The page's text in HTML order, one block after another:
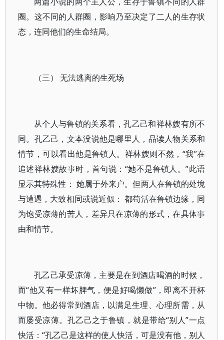
圈。这不同的人群圈，影响乃至决定了二人的生存状
态，连同他们的生命结局。
（三） 无法逃离的生死场
从个人与鲁镇的关系看，孔乙己和祥林嫂有所不
同。孔乙己，文本没说他是哪里人，品读人物关系和
情节，可以看出他是鲁镇人。祥林嫂则不然，“我”在
追述祥林嫂故事时，首句说：“她不是鲁镇人。”此语
显示其特殊性： 她属于外来户。但两人在鲁镇的处境
与遭遇，大致相同或说近似： 都苟活在鲁镇边缘，同
为饱受凉薄的苦人，差异只在凉薄的形式，在具体事
由和情节。
孔乙己承受凉薄，主要是在到酒店喝酒的时候，
而“他又有一样坏脾气，便是好喝懒做”，即离不开杯
中物。他必得常到酒店，以满足生理、心理所需，从
而屡受凉薄。孔乙己之于鲁镇，就是带给“别人”一点
快活：“孔乙己是这样的使人快活，可是没有他，别人